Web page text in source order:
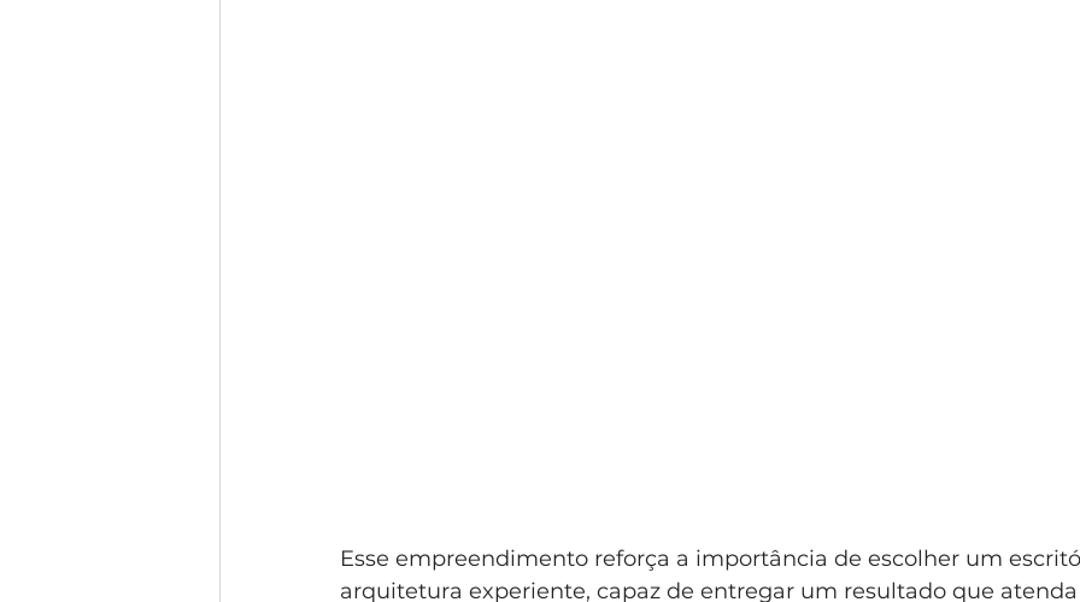
Esse empreendimento reforça a importância de escolher um
arquitetura experiente, capaz de entregar um resultado que atenda